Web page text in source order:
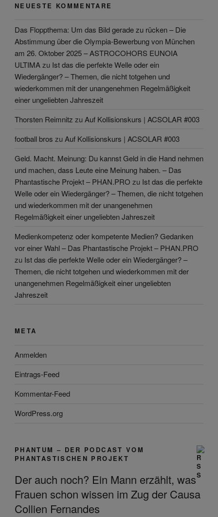
NEUESTE KOMMENTARE
Das Floppthema: Um das Bild gerade zu rücken – Die
Abstimmung über die Olympia-Bewerbung von München
am 26. Oktober 2025 – ASTROCOHORS EUNOIA
ULTIMAzu Ist das die perfekte Welle oder ein
Wiedergänger? – Themen, die nicht totgehen und
wiederkommen mit der unangenehmen Regelmäßigkeit
einer ungeliebten Jahreszeit
Thorsten Reimnitz zu Auf Kollisionskurs | ACSOLAR #003
football bros zu Auf Kollisionskurs | ACSOLAR #003
Geld. Macht. Meinung: Du kannst Geld in die Hand nehmen
und machen, dass Leute eine Meinung haben. – Das
Phantastische Projekt – PHAN.PRO zu Ist das die perfekte
Welle oder ein Wiedergänger? – Themen, die nicht totgehen
und wiederkommen mit der unangenehmen
Regelmäßigkeit einer ungeliebten Jahreszeit
Medienkompetenz oder kompetente Medien? Gedanken
vor einer Wahl – Das Phantastische Projekt – PHAN.PRO
zu Ist das die perfekte Welle oder ein Wiedergänger? –
Themen, die nicht totgehen und wiederkommen mit der
unangenehmen Regelmäßigkeit einer ungeliebten
Jahreszeit
META
Anmelden
Eintrags-Feed
Kommentar-Feed
WordPress.org
PHANTUM – DER PODCAST VOM
PHANTASTISCHEN PROJEKT
Der auch noch? Ein Mann erzählt, was
Frauen schon wissen im Zug der Causa
Collien Fernandes